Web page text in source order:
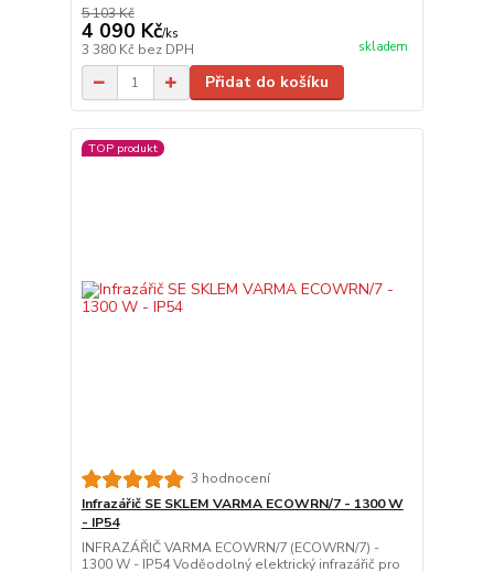
5 103 Kč
4 090 Kč/ks
3 380 Kč bez DPH skladem
Přidat do košíku
TOP produkt
3 hodnocení
Infrazářič SE SKLEM VARMA ECOWRN/7 - 1300 W
- IP54
INFRAZÁŘIČ VARMA ECOWRN/7 (ECOWRN/7) -
1300 W - IP54 Voděodolný elektrický infrazářič pro